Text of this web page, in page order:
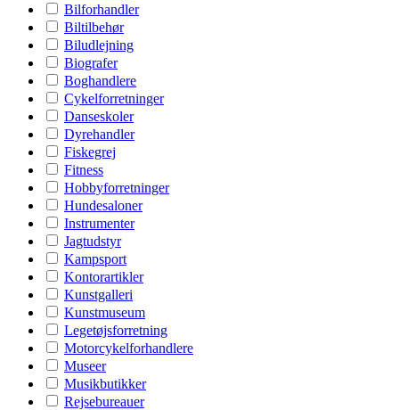
Bilforhandler
Biltilbehør
Biludlejning
Biografer
Boghandlere
Cykelforretninger
Danseskoler
Dyrehandler
Fiskegrej
Fitness
Hobbyforretninger
Hundesaloner
Instrumenter
Jagtudstyr
Kampsport
Kontorartikler
Kunstgalleri
Kunstmuseum
Legetøjsforretning
Motorcykelforhandlere
Museer
Musikbutikker
Rejsebureauer